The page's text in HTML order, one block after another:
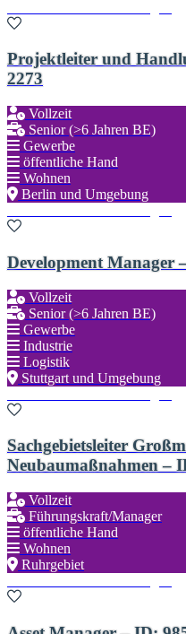
Projektleiter und
2273
Vollzeit
Senior (>6 Jahren BE)
Gewerbe
öffentliche Hand
Wohnen
Berlin und Umgebung
Development Manager
Vollzeit
Senior (>6 Jahren BE)
Gewerbe
Industrie
Logistik
Stuttgart und Umgebung
Sachgebietsleiter
Neubaumaßnahmen –
Vollzeit
Führungskraft/Manager
öffentliche Hand
Wohnen
Ruhrgebiet